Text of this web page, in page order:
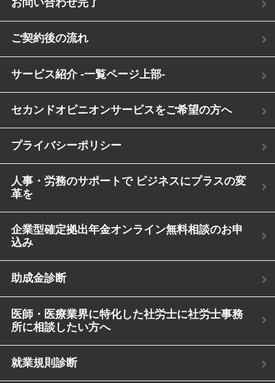
お問い合わせ完了
ご契約後の流れ
サービス紹介 -一覧ページ上部-
セカンドオピニオンサービスをご希望の方へ
プライバシーポリシー
人事・労務のサポートで ビジネスにプラスの変
革を
企業型確定拠出年金オンライン無料相談のお申
込み
助成金診断
医師・医療業界に特化した社労士に社労士事務
所に相談したい方へ
就業規則診断